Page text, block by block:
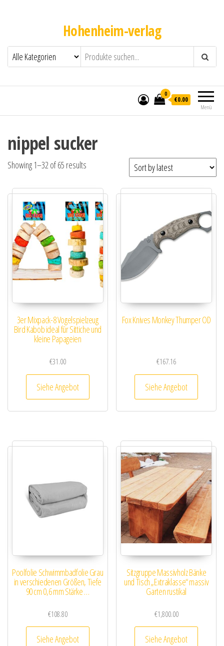
Hohenheim-verlag
Menü
0
€0.00
nippel sucker
Showing 1–32 of 65 results
3er Mixpack-8 Vogelspielzeug
Bird Kabob ideal für Sittiche und
kleine Papageien
€31.00
Siehe Angebot
Fox Knives Monkey Thumper OD
€167.16
Siehe Angebot
Poolfolie Schwimmbadfolie Grau
in verschiedenen Größen, Tiefe
90 cm 0,6 mm Stärke …
€108.80
Siehe Angebot
Sitzgruppe Massivholz Bänke
und Tisch „Extraklasse“ massiv
Garten rustikal
€1,800.00
Siehe Angebot